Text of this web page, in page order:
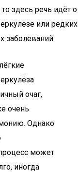
здесь речь идёт о
или редких
заболеваний.
очаг,
очень
Однако
может
иногда